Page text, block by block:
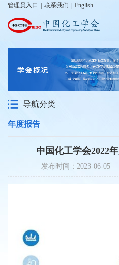
管理员入口 联系我们 English
导航分类
年度报告
中国化工学会2022
发布时间：2023-06-